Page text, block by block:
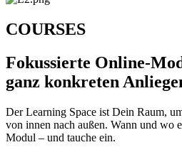
COURSES
Fokussierte Online-
ganz konkreten
Der Learning Space ist Dein Raum,
von innen nach außen. Wann und wo
Modul – und tauche ein.